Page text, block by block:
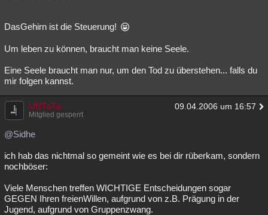
DasGehirn ist die Steuerung!
Um leben zu können, braucht man keine Seele.
Eine Seele braucht man nur, um den Tod zu überstehen... falls du
mir folgen kannst.
UffTaTa 09.04.2006 um 16:57
Mitglied gesperrt
@Sidhe
ich hab das nichtmal so gemeint wie es bei dir rüberkam, sondern
nochböser:
Viele Menschen treffen WICHTIGE Entscheidungen sogar
GEGEN Ihren freienWillen, aufgrund von z.B. Prägung in der
Jugend, aufgrund von Gruppenzwang.